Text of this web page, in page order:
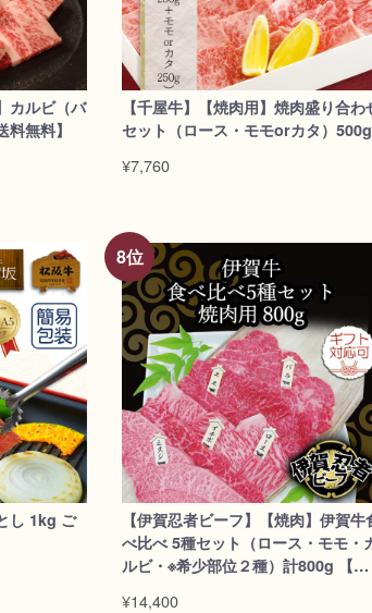
カルビ（バ
無料】
【千屋牛】【焼肉用】焼肉盛り合わ
セット（ロース・モモorカタ）500g
¥7,760
し 1kg ご
【伊賀忍者ビーフ】【焼肉】伊賀牛
べ比べ 5種セット（ロース・モモ・
ルビ・※希少部位２種）計800g 【送
¥14,400